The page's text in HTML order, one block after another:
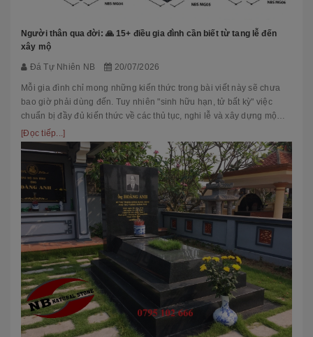
Người thân qua đời: 🙏 15+ điều gia đình cần biết từ tang lễ đến
xây mộ
Đá Tự Nhiên NB 20/07/2026
Mỗi gia đình chỉ mong những kiến thức trong bài viết này sẽ chưa
bao giờ phải dùng đến. Tuy nhiên "sinh hữu hạn, tử bất kỳ" việc
chuẩn bị đầy đủ kiến thức về các thủ tục, nghi lễ và xây dựng mộ
phầ...
[Đọc tiếp...]